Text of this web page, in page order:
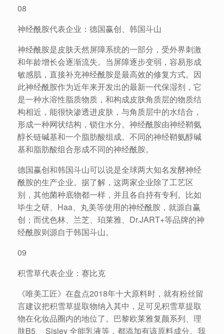
08
神经酰胺代表企业：德国赢创、韩国斗山
神经酰胺是皮肤天然屏障系统的一部分，受外界刺激
和年龄增长会逐渐流失。当屏障逐步变弱，容易形成
敏感肌，直接补充神经酰胺是最高效的修复方式。因
此神经酰胺作为近年来开发出的最新一代保湿剂，它
是一种水溶性脂质物质，和构成皮肤角质层的物质结
构相近，能很快渗透进皮肤，与角质层中的水结合，
形成一种网状结构，锁住水分。神经酰胺由神经鞘氨
醇长链碱基和一个脂肪酸组成。不同的神经鞘氨醇碱
基和脂肪酸组合形成不同的神经酰胺。
德国赢创和韩国斗山可以说是全球两大知名发酵神经
酰胺的生产企业。据了解，这两家企业除了工艺区
别，其他菌种底物都一样，并且各自持有专利。比如
毕生之研、Haa、丸美等使用的神经酰胺，就源自赢
创；而优色林、兰芝、珀莱雅、Dr.JART+等品牌的神
经酰胺则源自于韩国斗山。
09
积雪草代表企业：赛比克
《唯美工匠》在盘点2018年十大原料时，就有粉丝留
言建议把积雪草提取物纳入其中，足可见积雪草提取
物在化妆品圈内的地位了。巴黎欧莱雅复颜系列、理
肤B5、 Sisley 全能乳液等，都添加有该原料成分。我